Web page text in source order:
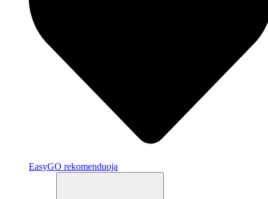
EasyGO rekomenduoja